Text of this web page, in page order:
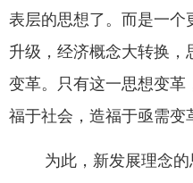
表层的思想了。而是一个
升级，经济概念大转换
变革。只有这一思想变革
福于社会，造福于亟需变
为此，新发展理念